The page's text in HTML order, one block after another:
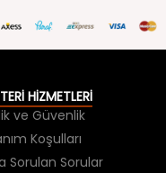
HİZMETLERİ
ve Güvenlik
Koşulları
Sorulan Sorular